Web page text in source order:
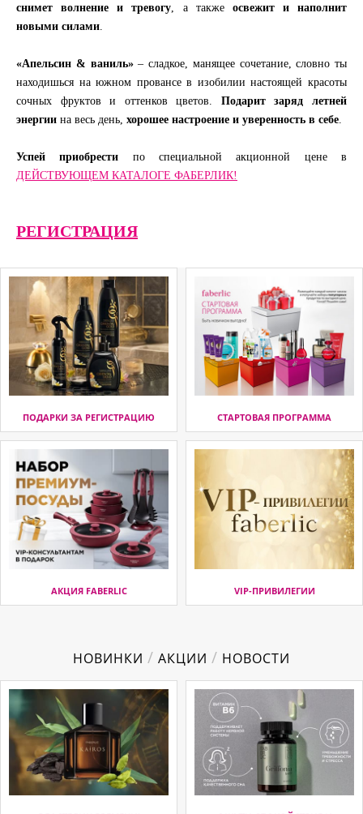
снимет волнение и тревогу , а также освежит и наполнит
новыми силами
«Апельсин & ваниль»– сладкое, манящее сочетание, словно ты
находишься на южном провансе в изобилии настоящей красоты
сочных фруктов и оттенков цветов. Подарит заряд летней
энергии на весь день, хорошее настроение и уверенность в себе
Успей приобрести по специальной акционной цене в
ДЕЙСТВУЮЩЕМ КАТАЛОГЕ ФАБЕРЛИК!
РЕГИСТРАЦИЯ
ПОДАРКИ ЗА РЕГИСТРАЦИЮ СТАРТОВАЯ ПРОГРАММА
АКЦИЯ FABERLIC VIP-ПРИВИЛЕГИИ
НОВИНКИ / АКЦИИ / НОВОСТИ